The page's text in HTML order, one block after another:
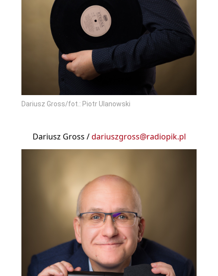
Dariusz Gross/fot.: Piotr Ulanowski
Dariusz Gross /dariuszgross@radiopik.pl